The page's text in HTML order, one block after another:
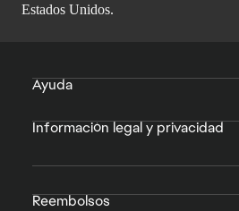
Estados Unidos.
Ayuda
Información legal y privacidad
Reembolsos